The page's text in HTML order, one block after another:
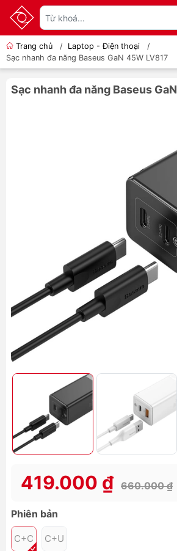
Trang chủ / Laptop - Điện thoại
/
Sạc nhanh đa năng Baseus GaN 45W LV817
Sạc nhanh đa năng Baseus
419.000 ₫ 660.000 ₫
Phiên bản
C+C C+U